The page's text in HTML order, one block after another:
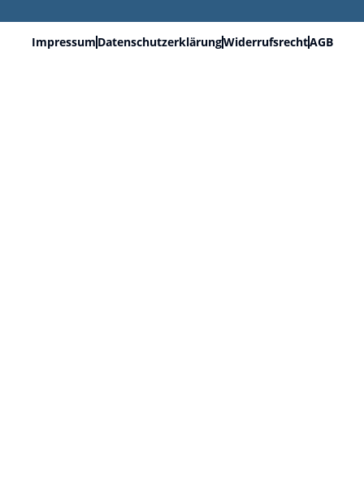
Impressum DatenschutzerklärungWiderrufsrechtAGB